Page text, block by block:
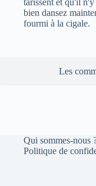
tarissent et qu'il n'y
bien dansez
fourmi à la cigale.
Les
Qui sommes-nous
Politique de